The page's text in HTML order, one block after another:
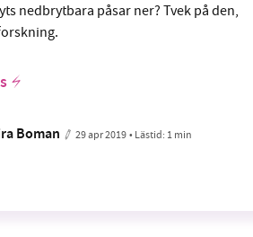
nedbrytbara påsar ner? Tvek på den,
Boman 29 apr 2019• Lästid: 1 min